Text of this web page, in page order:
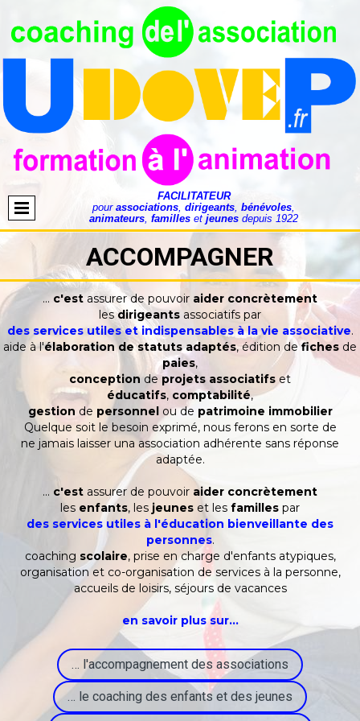
FACILITATEUR
pour associations, dirigeants, bénévoles,
animateurs, familles et jeunes depuis 1922
ACCOMPAGNER
... c'est assurer de pouvoir aider concrètement
lesdirigeants associatifs par
des services utiles et indispensables à la vie associative.
aide à l'élaboration de statuts adaptés, édition defiches de
paies,
conceptiondeprojets associatifs et
éducatifs, comptabilité,
gestion de personnelou de patrimoine immobilier
Quelque soit le besoin exprimé, nous ferons en sorte de
ne jamais laisser una association adhérente sans réponse
adaptée.
... c'est assurer de pouvoir aider concrètement
les enfants, les jeunes et les familles par
des services utiles à l'éducation bienveillante des
personnes.
coaching scolaire, prise en charge d'enfants atypiques,
organisation et co-organisation de services à la personne,
accueils de loisirs, séjours de vacances
en savoir plus sur…
… l'accompagnement des associations
… le coaching des enfants et des jeunes